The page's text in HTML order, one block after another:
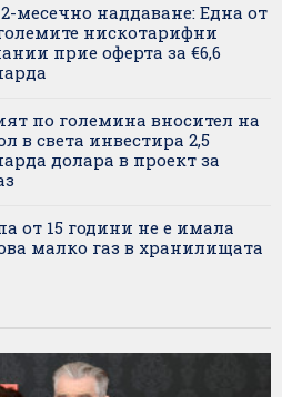
месечно наддаване: Една от
нискотарифни
прие оферта за €6,6
по големина вносител на
в света инвестира 2,5
долара в проект за
от 15 години не е имала
малко газ в хранилищата